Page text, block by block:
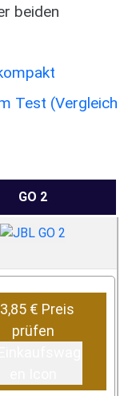
beiden
Test (Vergleich
GO 2
€ Preis
prüfen